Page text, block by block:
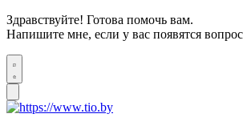
Здравствуйте! Готова помочь вам.
Напишите мне, если у вас появятся